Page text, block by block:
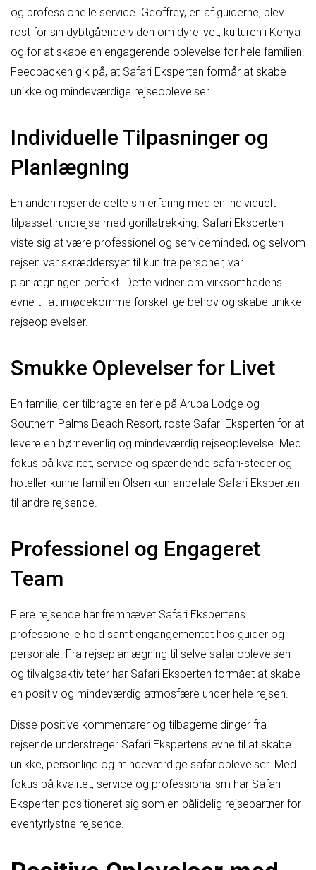
og professionelle service. Geoffrey, en af guiderne, blev
rost for sin dybtgående viden om dyrelivet, kulturen i Kenya
og for at skabe en engagerende oplevelse for hele familien.
Feedbacken gik på, at Safari Eksperten formår at skabe
unikke og mindeværdige rejseoplevelser.
Individuelle Tilpasninger og
Planlægning
En anden rejsende delte sin erfaring med en individuelt
tilpasset rundrejse med gorillatrekking. Safari Eksperten
viste sig at være professionel og serviceminded, og selvom
rejsen var skræddersyet til kun tre personer, var
planlægningen perfekt. Dette vidner om virksomhedens
evne til at imødekomme forskellige behov og skabe unikke
rejseoplevelser.
Smukke Oplevelser for Livet
En familie, der tilbragte en ferie på Aruba Lodge og
Southern Palms Beach Resort, roste Safari Eksperten for at
levere en børnevenlig og mindeværdig rejseoplevelse. Med
fokus på kvalitet, service og spændende safari-steder og
hoteller kunne familien Olsen kun anbefale Safari Eksperten
til andre rejsende.
Professionel og Engageret
Team
Flere rejsende har fremhævet Safari Ekspertens
professionelle hold samt engangementet hos guider og
personale. Fra rejseplanlægning til selve safarioplevelsen
og tilvalgsaktiviteter har Safari Eksperten formået at skabe
en positiv og mindeværdig atmosfære under hele rejsen.
Disse positive kommentarer og tilbagemeldinger fra
rejsende understreger Safari Ekspertens evne til at skabe
unikke, personlige og mindeværdige safarioplevelser. Med
fokus på kvalitet, service og professionalism har Safari
Eksperten positioneret sig som en pålidelig rejsepartner for
eventyrlystne rejsende.